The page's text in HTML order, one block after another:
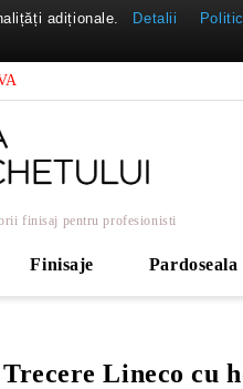
finisaj pentru profesionisti
Finisaje Pardoseala
Trecere Lineco cu
adiționale. Detalii